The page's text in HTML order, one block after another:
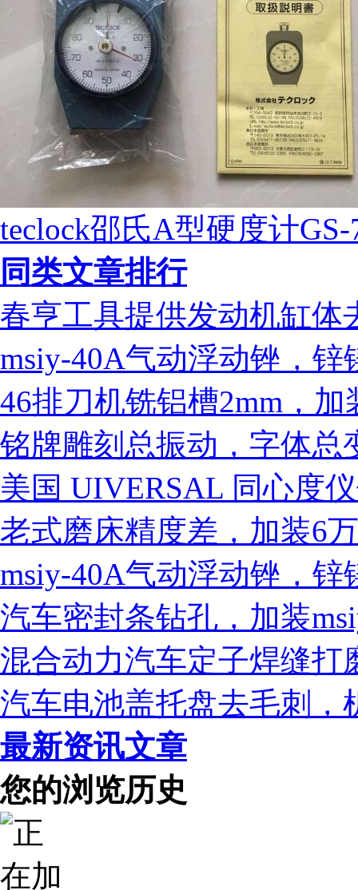
teclock邵氏A型硬度计GS-
同类文章排行
春亨工具提供发动机缸体
msiy-40A气动浮动锉，
46排刀机铣铝槽2mm，加
铭牌雕刻总振动，字体总
美国 UIVERSAL 同心度
老式磨床精度差，加装6
msiy-40A气动浮动锉，
汽车密封条钻孔，加装
混合动力汽车定子焊缝打
汽车电池盖托盘去毛刺，
最新资讯文章
您的浏览历史